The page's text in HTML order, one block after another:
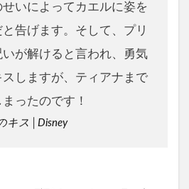
いによってカエルに姿を
告げます。そして、プリ
が解けると言われ、勇気
しますが、ティアナまで
ったのです！
キス│Disney